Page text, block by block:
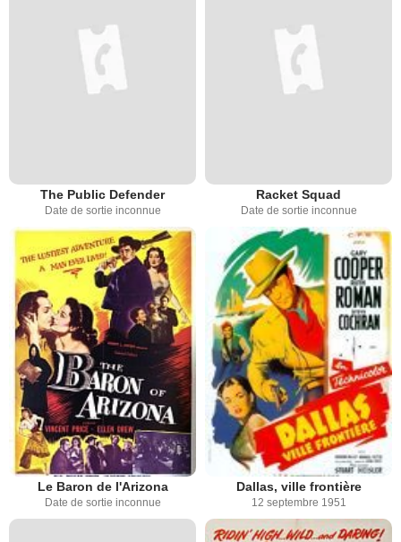
The Public Defender
Date de sortie inconnue
Racket Squad
Date de sortie inconnue
Le Baron de l'Arizona
Date de sortie inconnue
Dallas, ville frontière
12 septembre 1951